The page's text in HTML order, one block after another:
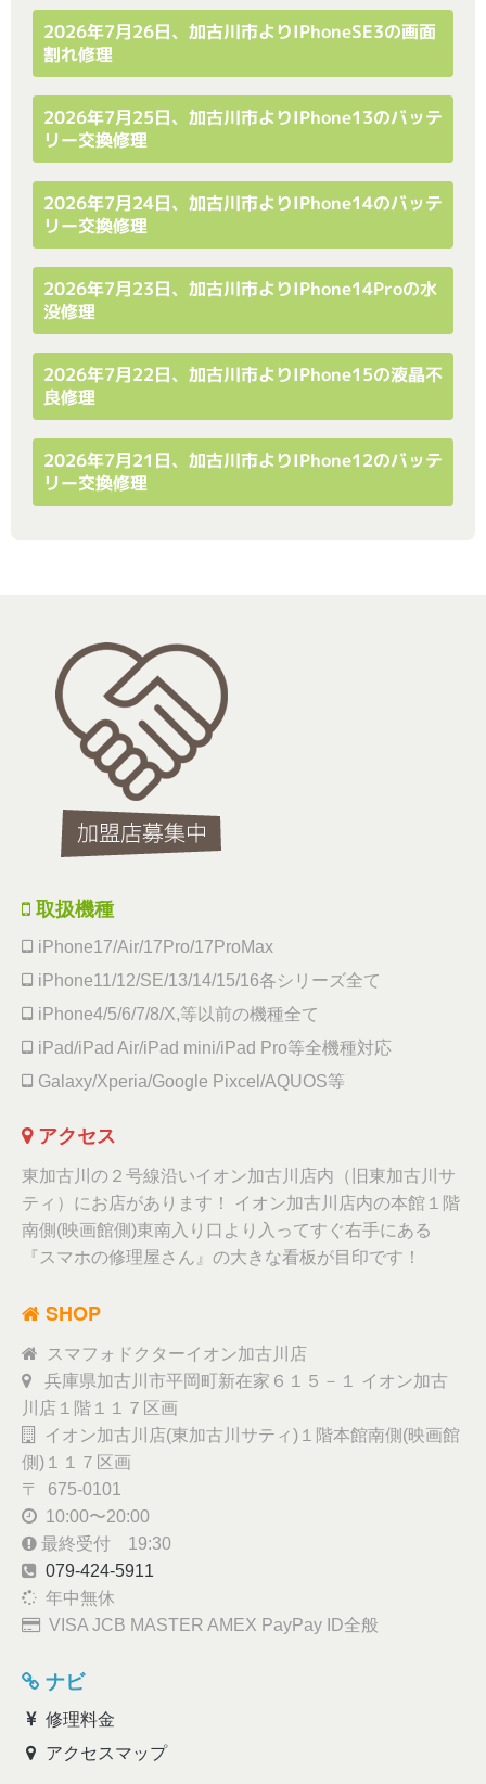
2026年7月26日、加古川市よりiPhoneSE3の画面
割れ修理
2026年7月25日、加古川市よりiPhone13のバッテ
リー交換修理
2026年7月24日、加古川市よりiPhone14のバッテ
リー交換修理
2026年7月23日、加古川市よりiPhone14Proの水
没修理
2026年7月22日、加古川市よりiPhone15の液晶不
良修理
2026年7月21日、加古川市よりiPhone12のバッテ
リー交換修理
取扱機種
iPhone17/Air/17Pro/17ProMax
iPhone11/12/SE/13/14/15/16各シリーズ全て
iPhone4/5/6/7/8/X,等以前の機種全て
iPad/iPad Air/iPad mini/iPad Pro等全機種対応
Galaxy/Xperia/Google Pixcel/AQUOS等
アクセス
東加古川の２号線沿いイオン加古川店内（旧東加古川サ
ティ）にお店があります！ イオン加古川店内の本館１階
南側(映画館側)東南入り口より入ってすぐ右手にある
『スマホの修理屋さん』の大きな看板が目印です！
SHOP
スマフォドクターイオン加古川店
兵庫県加古川市平岡町新在家６１５－１ イオン加古
川店１階１１７区画
イオン加古川店(東加古川サティ)１階本館南側(映画館
側)１１７区画
〒 675-0101
10:00〜20:00
最終受付 19:30
079-424-5911
年中無休
VISA JCB MASTER AMEX PayPay ID全般
ナビ
修理料金
アクセスマップ